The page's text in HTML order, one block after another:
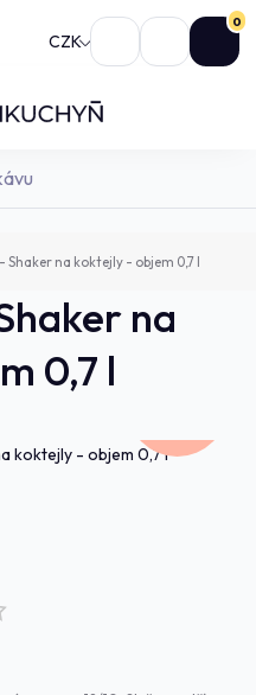
CZK
0
Shaker na koktejly - objem 0,7 l
na
0,7 l